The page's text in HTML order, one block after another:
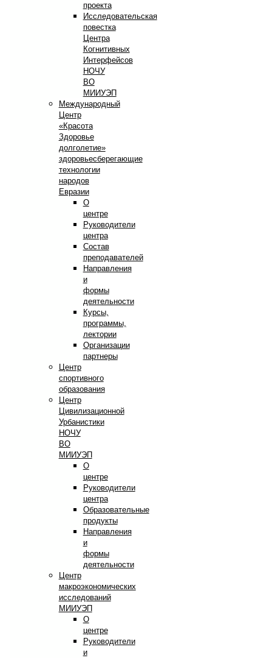
проекта
Исследовательская
повестка
Центра
Когнитивных
Интерфейсов
НОЧУ
ВО
МИИУЭП
Международный
Центр
«Красота
Здоровье
долголетие»
здоровьесберегающие
технологии
народов
Евразии
О
центре
Руководители
центра
Состав
преподавателей
Направления
и
формы
деятельности
Курсы,
программы,
лектории
Организации
партнеры
Центр
спортивного
образования
Центр
Цивилизационной
Урбанистики
НОЧУ
ВО
МИИУЭП
О
центре
Руководители
центра
Образовательные
продукты
Направления
и
формы
деятельности
Центр
макроэкономических
исследований
МИИУЭП
О
центре
Руководители
и